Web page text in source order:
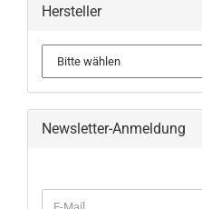
Hersteller
Newsletter-Anmeldung
E-